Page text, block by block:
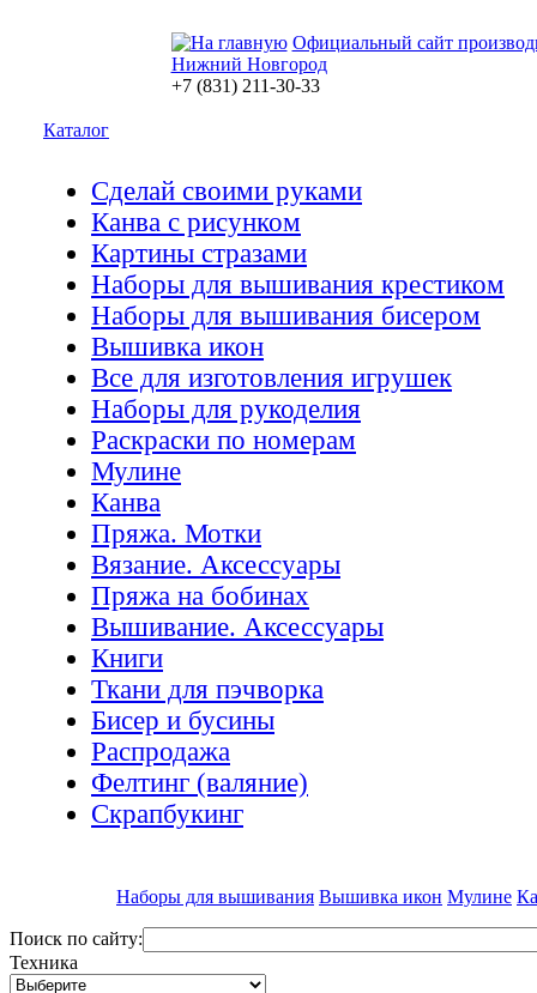
Официальный сайт
Нижний Новгород
+7 (831) 211-30-33
Каталог
Сделай своими руками
Канва с рисунком
Картины стразами
Наборы для вышивания крестиком
Наборы для вышивания бисером
Вышивка икон
Все для изготовления игрушек
Наборы для рукоделия
Раскраски по номерам
Мулине
Канва
Пряжа. Мотки
Вязание. Аксессуары
Пряжа на бобинах
Вышивание. Аксессуары
Книги
Ткани для пэчворка
Бисер и бусины
Распродажа
Фелтинг (валяние)
Скрапбукинг
Наборы для вышивания Вышивка икон Мулине
Поиск по сайту:
Техника